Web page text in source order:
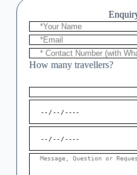
How many travellers?